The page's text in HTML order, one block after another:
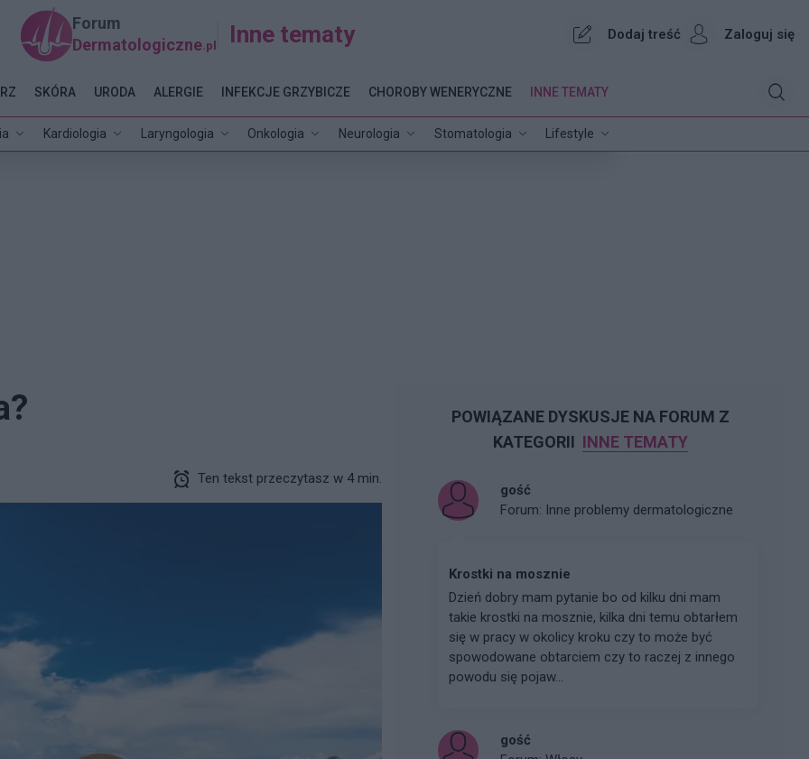
Forum
Dermatologiczne.pl Inne tematy Dodaj treść Zaloguj się
Kardiologia Laryngologia Onkologia Neurologia Stomatologia Lifestyle
SKÓRA URODA ALERGIE INFEKCJE GRZYBICZE CHOROBY WENERYCZNE INNE TEMATY
Ten tekst przeczytasz w 4 min.
POWIĄZANE DYSKUSJE NA FORUM Z
KATEGORII INNE TEMATY
gość
Forum: Inne problemy dermatologiczne
Krostki na mosznie
Dzień dobry mam pytanie bo od kilku dni mam
takie krostki na mosznie, kilka dni temu obtarłem
się w pracy w okolicy kroku czy to może być
spowodowane obtarciem czy to raczej z innego
powodu się pojaw...
gość